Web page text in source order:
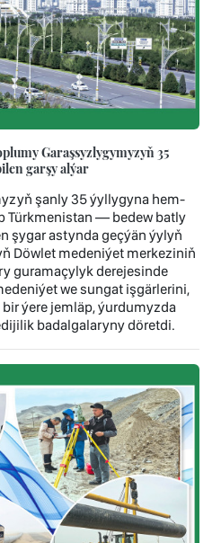
Garaşsyzlygymyzyň 35
garşy alýar
şanly 35 ýyllygyna hem-
Türkmenistan — bedew batly
şygar astynda geçýän ýylyň
Döwlet medeniýet merkeziniň
guramaçylyk derejesinde
we sungat işgärlerini,
ýere jemläp, ýurdumyzda
badalgalaryny döretdi.